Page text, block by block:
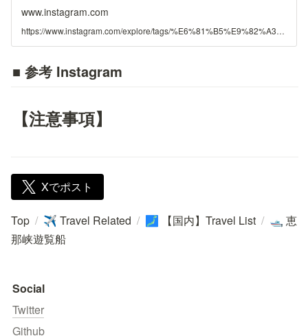
www.instagram.com
https://www.instagram.com/explore/tags/%E6%81%B5%E9%82%A3%E5%B3%A1%E9%81%8A%E8%A6%A7%E8%88%B9/
■ 参考 Instagram
【注意事項】
Xでポスト
Top / ✈️ Travel Related / 🗾 【国内】Travel List / 🛥️ 恵
那峡遊覧船
Social
Twitter
Github